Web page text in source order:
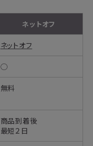
ネットオフ
ネットオフ
◯
無料
商品到着後
最短２日